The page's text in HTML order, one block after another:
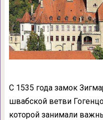
С 1535 года замок
швабской ветви
которой занимали